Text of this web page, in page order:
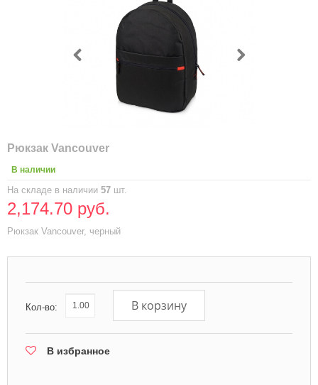
Рюкзак Vancouver
В наличии
На складе в наличии 57 шт.
2,174.70 руб.
Рюкзак Vancouver, черный
Кол-во: В корзину
В избранное